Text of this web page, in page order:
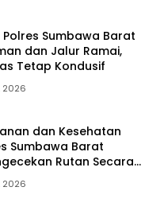
Sumbawa Barat
dan Jalur Ramai,
Tetap Kondusif
2026
dan Kesehatan
Sumbawa Barat
Rutan Secara
2026